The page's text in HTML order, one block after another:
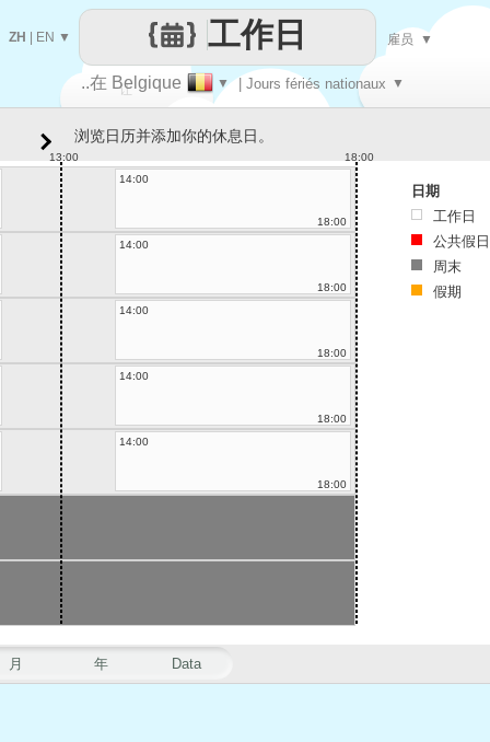
让
每一天
..在 Belgique ▼ | Jours fériés nationaux ▼
工作日
ZH EN ▼ 雇员 ▼
月 年 Data
浏览日历并添加你的休息日。
13:00
18:00
14:00
18:00
14:00
18:00
14:00
18:00
14:00
18:00
14:00
18:00
日期
工作日
公共假日
周末
假期